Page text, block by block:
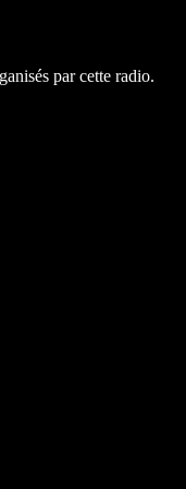
par cette radio.